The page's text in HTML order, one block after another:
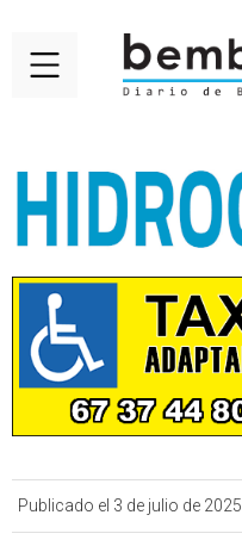
Publicado el 3 de julio de 2025